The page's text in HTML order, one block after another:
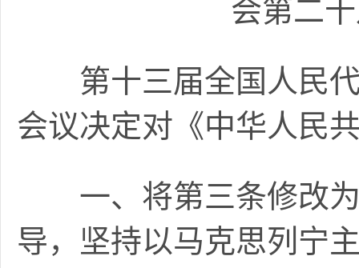
会第二
第十三届全国人民代
会议决定对《中华人民
一、将第三条修改为
导，坚持以马克思列宁